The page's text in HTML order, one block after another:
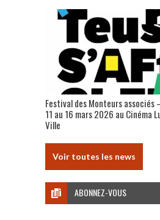
Festival des Monteurs associés
11 au 16 mars 2026 au Cinéma
Ville
Voir toutes les news
ABONNEZ-VOUS